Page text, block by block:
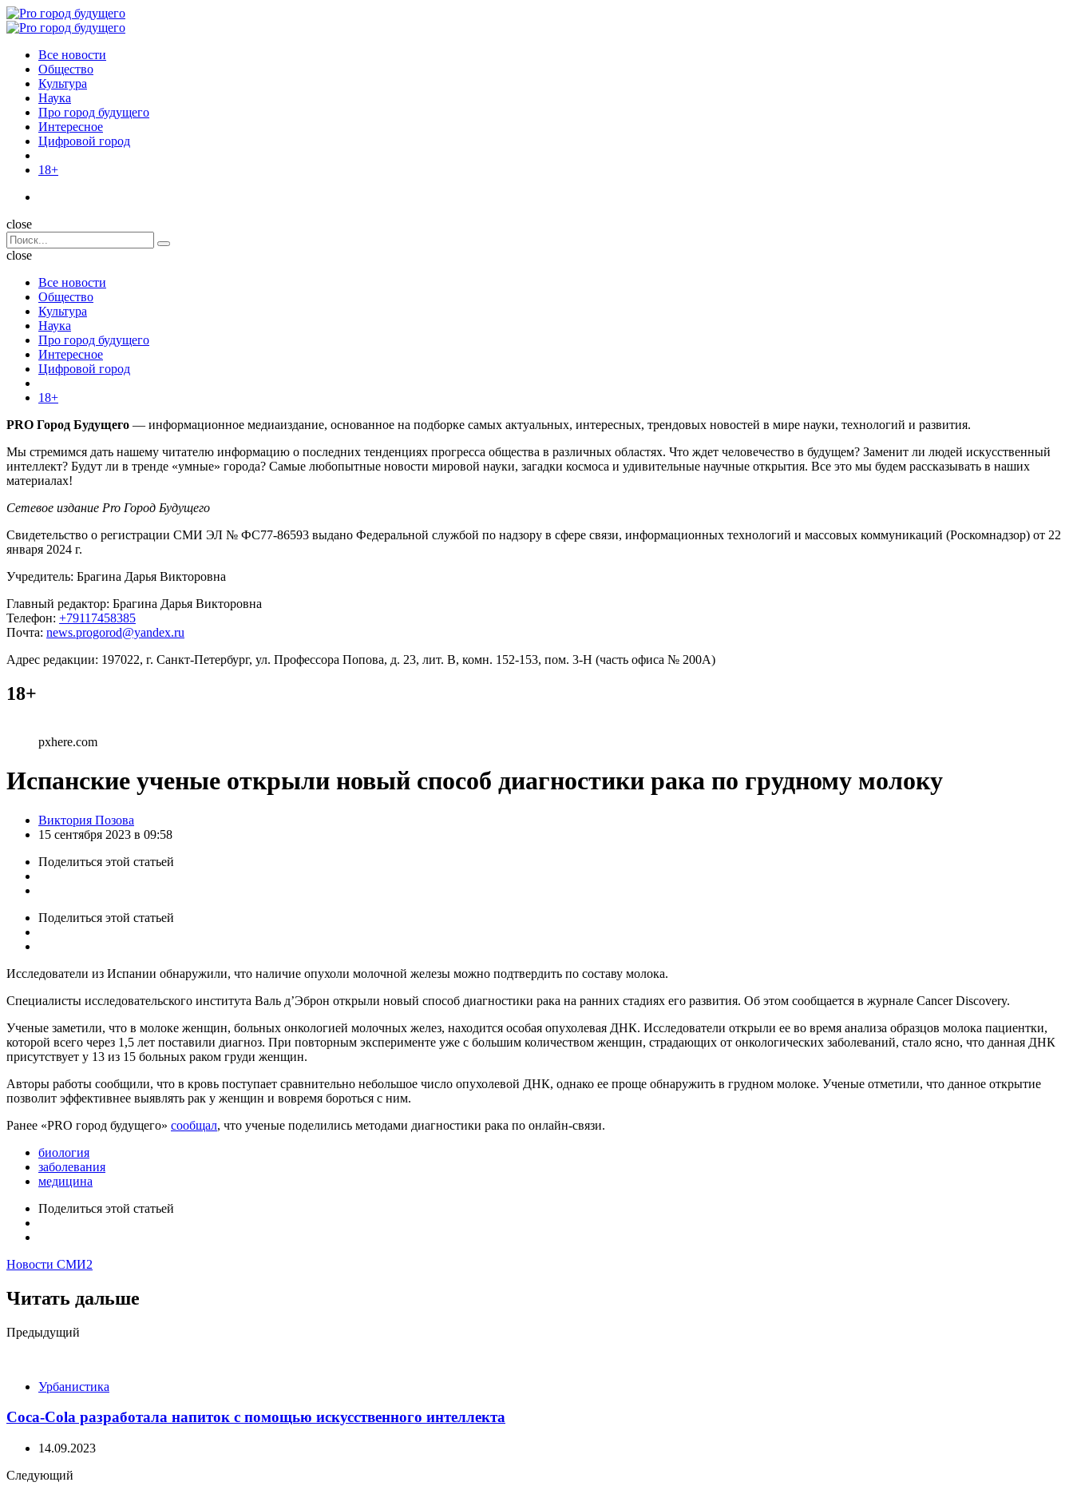
Menu
Поиск
Menu
Pro
Все новости
Общество
Культура
Наука
Про город будущего
Интересное
Цифровой город
18+
Поиск
close
Search
for:
Поиск
close
Все новости
Общество
Культура
Наука
Про город будущего
Интересное
Цифровой город
18+
PRO Город Будущего — информационное медиаиздание, основанное на подборке самых актуальных, интересных, трендовых новостей в мире науки, технологий и развития.
Мы стремимся дать нашему читателю информацию о последних тенденциях прогресса общества в различных областях. Что ждет человечество в будущем? Заменит ли людей искусственный
интеллект? Будут ли в тренде «умные» города? Самые любопытные новости мировой науки, загадки космоса и удивительные научные открытия. Все это мы будем рассказывать в наших
материалах!
Сетевое издание Pro Город Будущего
Свидетельство о регистрации СМИ ЭЛ № ФС77-86593 выдано Федеральной службой по надзору в сфере связи, информационных технологий и массовых коммуникаций (Роскомнадзор) от 22
января 2024 г.
Учредитель: Брагина Дарья Викторовна
Главный редактор: Брагина Дарья Викторовна
Телефон: +79117458385
Почта: news.progorod@yandex.ru
Адрес редакции: 197022, г. Санкт-Петербург, ул. Профессора Попова, д. 23, лит. В, комн. 152-153, пом. 3-Н (часть офиса № 200А)
18+
pxhere.com
Испанские ученые открыли новый способ диагностики рака по грудному молоку
Posted
by
Виктория Позова
15 сентября 2023 в 09:58
Поделиться этой статьей
Поделиться этой статьей
Исследователи из Испании обнаружили, что наличие опухоли молочной железы можно подтвердить по составу молока.
Специалисты исследовательского института Валь д’Эброн открыли новый способ диагностики рака на ранних стадиях его развития. Об этом сообщается в журнале Cancer Discovery.
Ученые заметили, что в молоке женщин, больных онкологией молочных желез, находится особая опухолевая ДНК. Исследователи открыли ее во время анализа образцов молока пациентки,
которой всего через 1,5 лет поставили диагноз. При повторным эксперименте уже с большим количеством женщин, страдающих от онкологических заболеваний, стало ясно, что данная ДНК
присутствует у 13 из 15 больных раком груди женщин.
Авторы работы сообщили, что в кровь поступает сравнительно небольшое число опухолевой ДНК, однако ее проще обнаружить в грудном молоке. Ученые отметили, что данное открытие
позволит эффективнее выявлять рак у женщин и вовремя бороться с ним.
Ранее «PRO город будущего» сообщал, что ученые поделились методами диагностики рака по онлайн-связи.
биология
заболевания
медицина
Поделиться этой статьей
Новости СМИ2
Читать дальше
Post
Предыдущий
Урбанистика
Coca-Cola разработала напиток с помощью искусственного интеллекта
14.09.2023
Следующий